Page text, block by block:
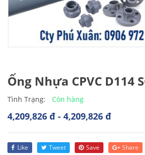
Ống Nhựa CPVC D114
Tình Trạng: Còn hàng
4,209,826 đ - 4,209,826 đ
Like Tweet Save Share